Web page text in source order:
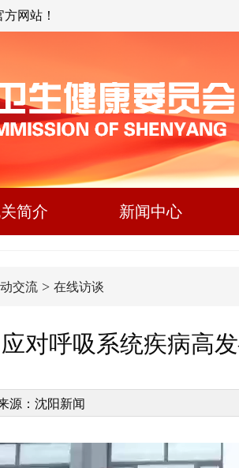
网站！
简介 新闻中心
交流 > 在线访谈
应对呼吸系统疾病高
源：沈阳新闻